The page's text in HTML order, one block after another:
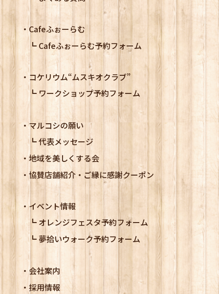
Cafeふぉーらむ
Cafeふぉーらむ予約フォーム
コケリウム“ムスキオクラブ”
ワークショップ予約フォーム
マルコシの願い
代表メッセージ
地域を美しくする会
協賛店舗紹介・ご縁に感謝クーポン
イベント情報
オレンジフェスタ予約フォーム
夢拾いウォーク予約フォーム
会社案内
採用情報